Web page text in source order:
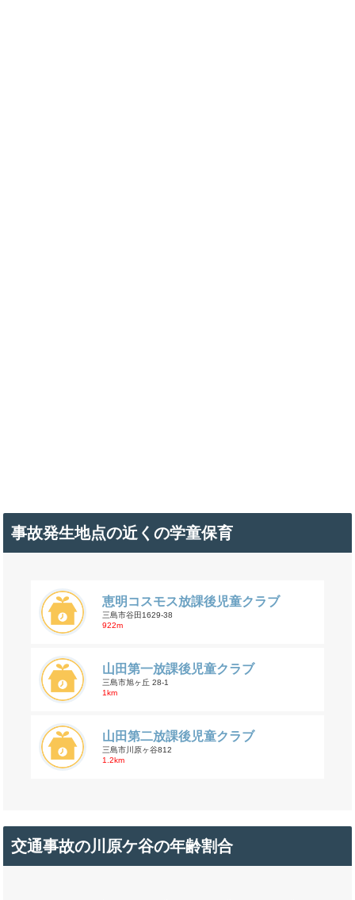
事故発生地点の近くの学童保育
恵明コスモス放課後児童クラブ
三島市谷田1629-38
922m
山田第一放課後児童クラブ
三島市旭ヶ丘 28-1
1km
山田第二放課後児童クラブ
三島市川原ヶ谷812
1.2km
交通事故の川原ケ谷の年齢割合